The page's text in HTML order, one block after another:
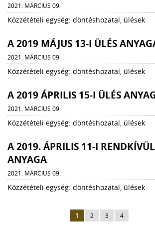
2021. MÁRCIUS 09.
Közzétételi egység: döntéshozatal, ülések
A 2019 MÁJUS 13-I ÜLÉS
2021. MÁRCIUS 09.
Közzétételi egység: döntéshozatal, ülések
A 2019 ÁPRILIS 15-I ÜLÉS
2021. MÁRCIUS 09.
Közzétételi egység: döntéshozatal, ülések
A 2019. ÁPRILIS 11-I
ANYAGA
2021. MÁRCIUS 09.
Közzétételi egység: döntéshozatal, ülések
1 2 3 4